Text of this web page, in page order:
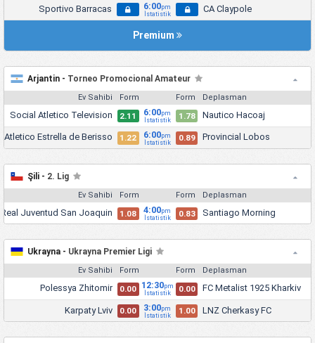
Sportivo Barracas 6:00pm
İstatistik
CA Claypole
Premium
Arjantin - Torneo Promocional Amateur
Ev Sahibi Form Form Deplasman
Social Atletico Television 2.11 6:00pm
İstatistik
1.78 Nautico Hacoaj
Atletico Estrella de Berisso 1.22 6:00pm
İstatistik
0.89 Provincial Lobos
Şili - 2. Lig
Ev Sahibi Form Form Deplasman
Real Juventud San Joaquin 1.08 4:00pm
İstatistik
0.83 Santiago Morning
Ukrayna - Ukrayna Premier Ligi
Ev Sahibi Form Form Deplasman
Polessya Zhitomir 0.00 12:30pm
İstatistik
0.00 FC Metalist 1925 Kharkiv
Karpaty Lviv 0.00 3:00pm
İstatistik
1.00 LNZ Cherkasy FC